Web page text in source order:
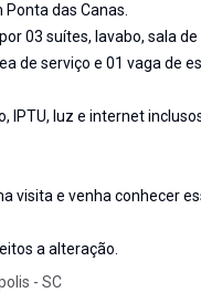
Ponta das Canas.
03 suítes, lavabo, sala
de serviço e 01 vaga de
IPTU, luz e internet
visita e venha conhecer
a alteração.
- SC